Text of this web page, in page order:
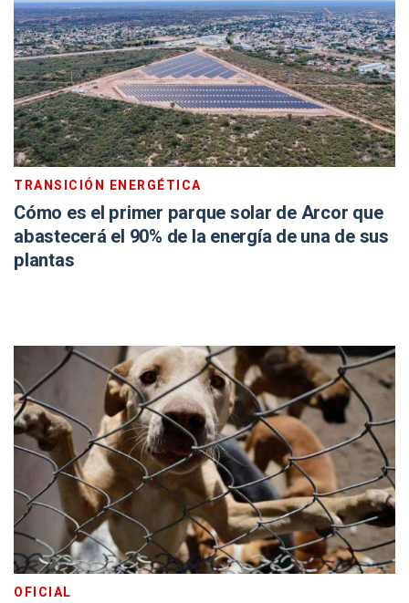
TRANSICIÓN ENERGÉTICA
Cómo es el primer parque solar de Arcor que
abastecerá el 90% de la energía de una de sus
plantas
OFICIAL